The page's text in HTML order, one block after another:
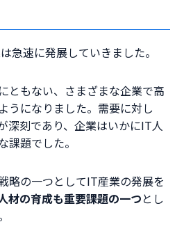
急速に発展していきました。
ともない、さまざまな企業で高
うになりました。需要に対し
深刻であり、企業はいかにIT人
課題でした。
略の一つとしてIT産業の発展を
材の育成も重要課題の一つとし